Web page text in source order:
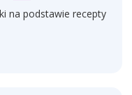
na podstawie recepty